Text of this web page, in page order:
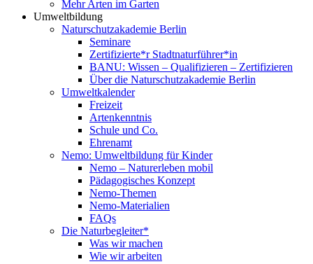
Mehr Arten im Garten
Umweltbildung
Naturschutzakademie Berlin
Seminare
Zertifizierte*r Stadtnaturführer*in
BANU: Wissen – Qualifizieren – Zertifizieren
Über die Naturschutzakademie Berlin
Umweltkalender
Freizeit
Artenkenntnis
Schule und Co.
Ehrenamt
Nemo: Umweltbildung für Kinder
Nemo – Naturerleben mobil
Pädagogisches Konzept
Nemo-Themen
Nemo-Materialien
FAQs
Die Naturbegleiter*
Was wir machen
Wie wir arbeiten